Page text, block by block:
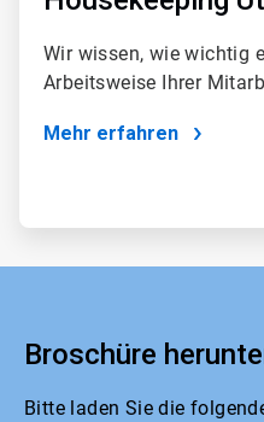
Wir wissen, wie wichtig
Arbeitsweise Ihrer
Mehr erfahren
Broschüre
Bitte laden Sie die